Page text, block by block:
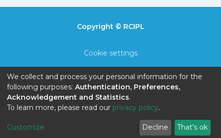
Copyright © RCIPL
Cookie settings
End User Agreement
Send Feedback
We collect and process your personal information for the
following purposes: Authentication, Preferences,
Acknowledgement and Statistics.
To learn more, please read our privacy policy.
Customize Decline That's ok